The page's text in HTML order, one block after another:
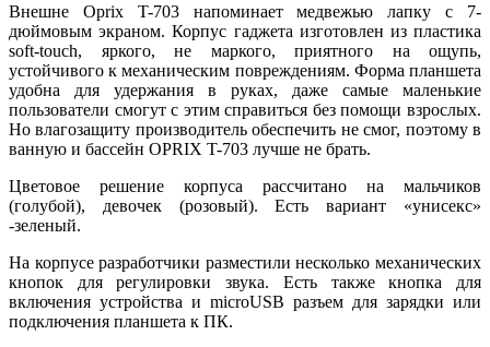
Внешне Oprix T-703 напоминает медвежью лапку с 7-
дюймовым экраном. Корпус гаджета изготовлен из пластика
soft-touch, яркого, не маркого, приятного на ощупь,
устойчивого к механическим повреждениям. Форма планшета
удобна для удержания в руках, даже самые маленькие
пользователи смогут с этим справиться без помощи взрослых.
Но влагозащиту производитель обеспечить не смог, поэтому в
ванную и бассейн OPRIX T-703 лучше не брать.
Цветовое решение корпуса рассчитано на мальчиков
(голубой), девочек (розовый). Есть вариант «унисекс»
-зеленый.
На корпусе разработчики разместили несколько механических
кнопок для регулировки звука. Есть также кнопка для
включения устройства и microUSB разъем для зарядки или
подключения планшета к ПК.